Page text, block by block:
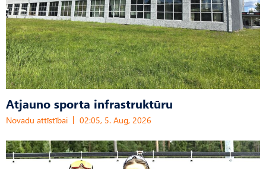
Atjauno sporta infrastruktūru
Novadu attīstībai 02:05, 5. Aug, 2026